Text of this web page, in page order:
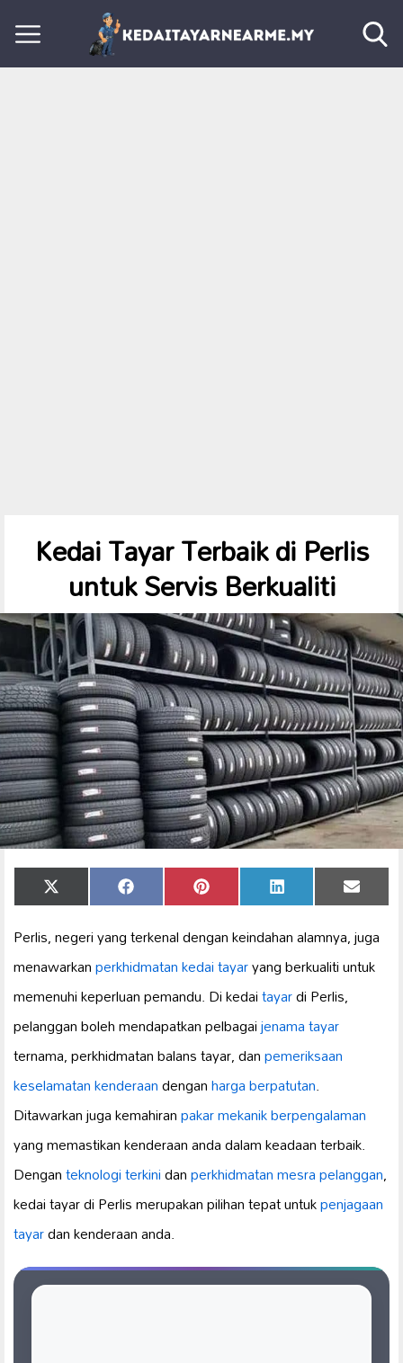
Kedai Tayar Terbaik di Perlis
untuk Servis Berkualiti
Share
on
X
(Twitter)
Share
on
Facebook Share
on
Pinterest Share
on
LinkedIn Share
on
Email
Perlis, negeri yang terkenal dengan keindahan alamnya, juga
menawarkanperkhidmatankedai tayaryang berkualiti untuk
memenuhi keperluan pemandu. Di kedaitayardi Perlis,
pelanggan boleh mendapatkan pelbagaijenama tayar
ternama, perkhidmatan balans tayar, danpemeriksaan
keselamatan kenderaandenganharga berpatutan.
Ditawarkan juga kemahiranpakar mekanik berpengalaman
yang memastikan kenderaan anda dalam keadaan terbaik.
Denganteknologi terkinidanperkhidmatan mesra pelanggan,
kedai tayar di Perlis merupakan pilihan tepat untukpenjagaan
tayardan kenderaan anda.